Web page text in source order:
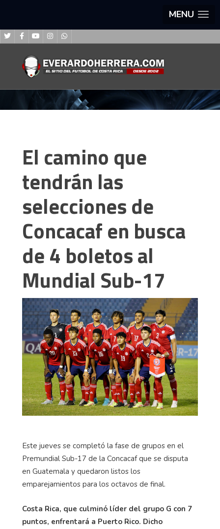
MENU
El camino que
tendrán las
selecciones de
Concacaf en busca
de 4 boletos al
Mundial Sub-17
Este jueves se completó la fase de grupos en el
Premundial Sub-17 de la Concacaf que se disputa
en Guatemala y quedaron listos los
emparejamientos para los octavos de final.
Costa Rica, que culminó líder del grupo G con 7
puntos, enfrentará a Puerto Rico. Dicho